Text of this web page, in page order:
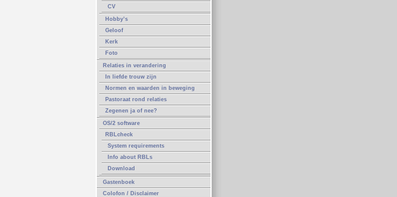
CV
Hobby’s
Geloof
Kerk
Foto
Relaties in verandering
In liefde trouw zijn
Normen en waarden in beweging
Pastoraat rond relaties
Zegenen ja of nee?
OS/2 software
RBLcheck
System requirements
Info about RBLs
Download
Gastenboek
Colofon / Disclaimer